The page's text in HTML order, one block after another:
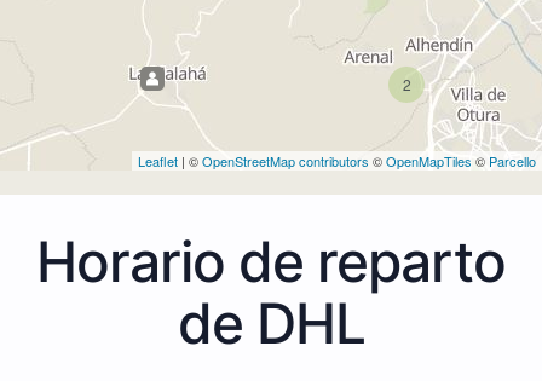
2
Leaflet | ©OpenStreetMap contributors ©OpenMapTiles © Parcello
Horario de reparto
de DHL